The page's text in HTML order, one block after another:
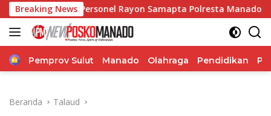
Langsung
ke
konten
Breaking News
Personel Rayon Samapta Polresta Manado Laksanakan Paja
Home
Pemprov Sulut Manado Olahraga Pendidikan
Beranda Talaud